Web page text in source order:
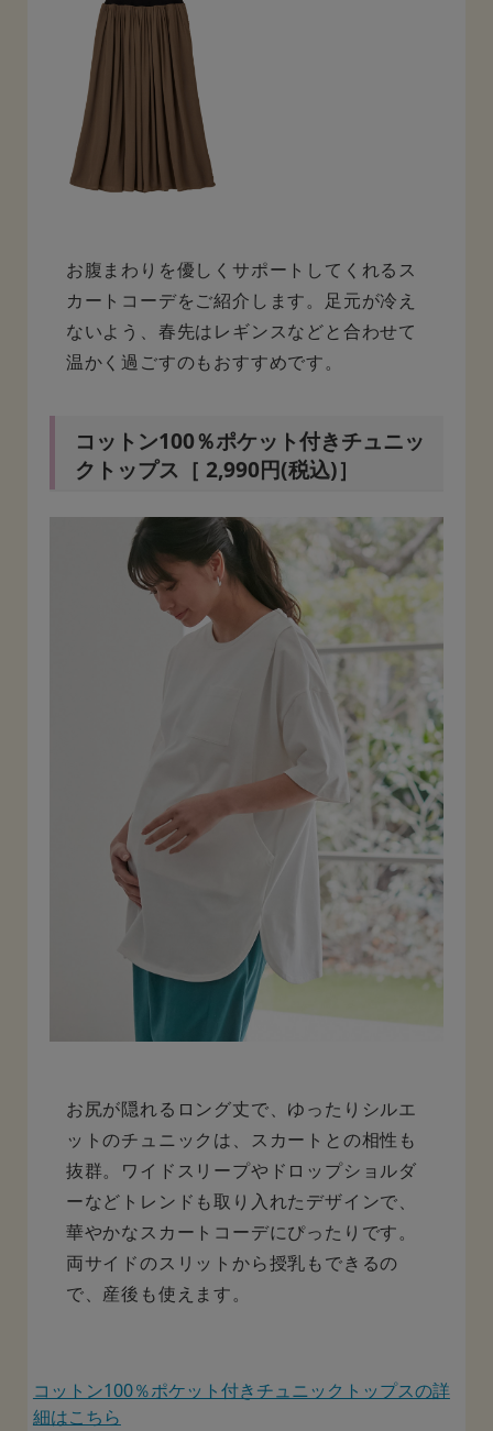
お腹まわりを優しくサポートしてくれるス
カートコーデをご紹介します。足元が冷え
ないよう、春先はレギンスなどと合わせて
温かく過ごすのもおすすめです。
コットン100％ポケット付きチュニッ
クトップス［ 2,990円(税込)］
お尻が隠れるロング丈で、ゆったりシルエ
ットのチュニックは、スカートとの相性も
抜群。ワイドスリープやドロップショルダ
ーなどトレンドも取り入れたデザインで、
華やかなスカートコーデにぴったりです。
両サイドのスリットから授乳もできるの
で、産後も使えます。
コットン100％ポケット付きチュニックトップスの詳
細はこちら